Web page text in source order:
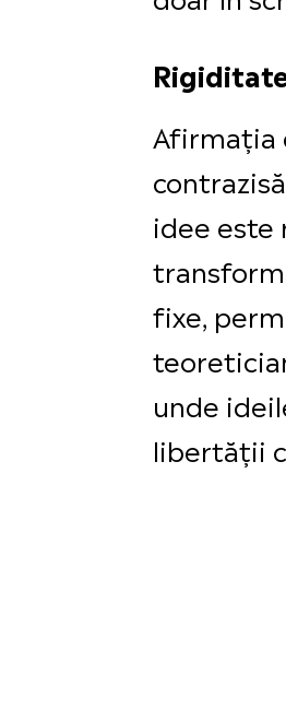
Afirmația
idee
fixe,
unde
libertății